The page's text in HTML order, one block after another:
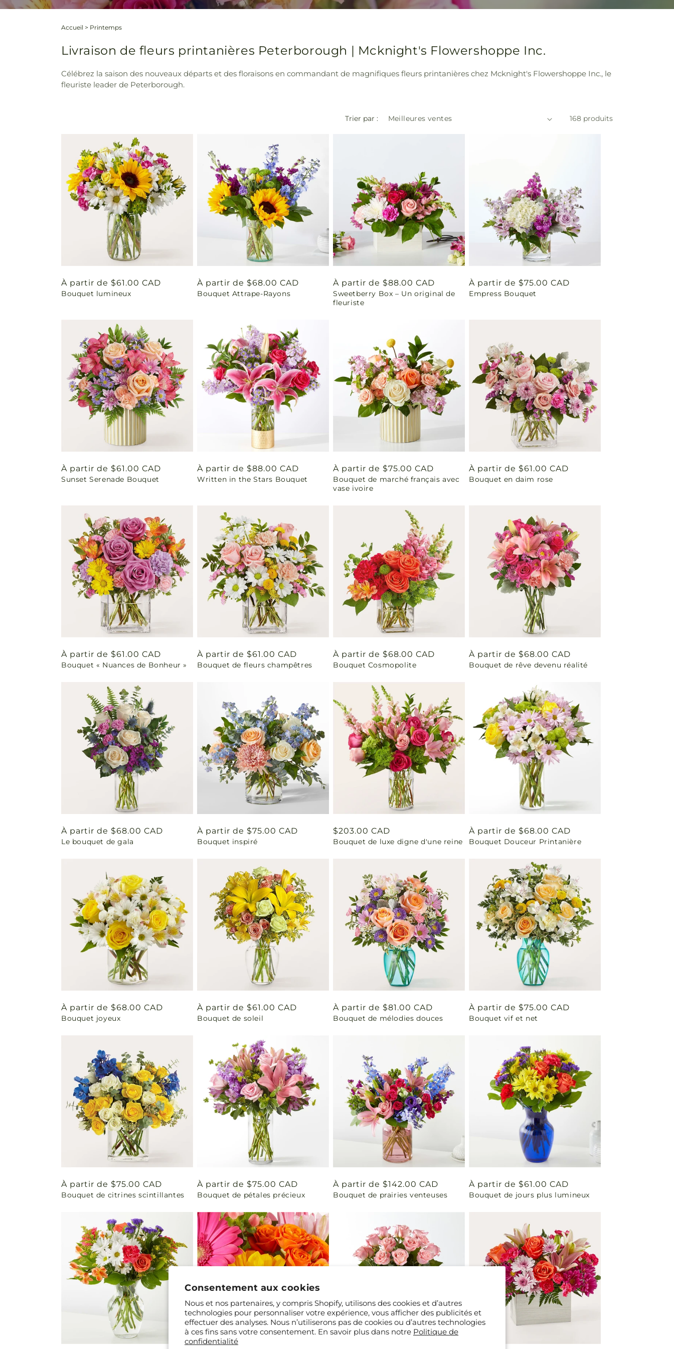
Consentement aux cookies
Nous et nos partenaires, y compris Shopify, utilisons des cookies et d’autres
technologies pour personnaliser votre expérience, vous afficher des publicités et
effectuer des analyses. Nous n’utiliserons pas de cookies ou d’autres technologies
à ces fins sans votre consentement. En savoir plus dans notre Politique de
confidentialité
Accueil > Printemps
Livraison de fleurs printanières Peterborough | Mcknight's Flowershoppe Inc.
Célébrez la saison des nouveaux départs et des floraisons en commandant de magnifiques fleurs printanières chez Mcknight's Flowershoppe Inc., le
fleuriste leader de Peterborough.
Trier par : 168 produits
Prix
habituel
À partir de $61.00 CAD
Bouquet lumineux
Prix
habituel
À partir de $68.00 CAD
Bouquet Attrape-Rayons
Prix
habituel
À partir de $88.00 CAD
Sweetberry Box – Un original de
fleuriste
Prix
habituel
À partir de $75.00 CAD
Empress Bouquet
Prix
habituel
À partir de $61.00 CAD
Sunset Serenade Bouquet
Prix
habituel
À partir de $88.00 CAD
Written in the Stars Bouquet
Prix
habituel
À partir de $75.00 CAD
Bouquet de marché français avec
vase ivoire
Prix
habituel
À partir de $61.00 CAD
Bouquet en daim rose
Prix
habituel
À partir de $61.00 CAD
Bouquet « Nuances de Bonheur »
Prix
habituel
À partir de $61.00 CAD
Bouquet de fleurs champêtres
Prix
habituel
À partir de $68.00 CAD
Bouquet Cosmopolite
Prix
habituel
À partir de $68.00 CAD
Bouquet de rêve devenu réalité
Prix
habituel
À partir de $68.00 CAD
Le bouquet de gala
Prix
habituel
À partir de $75.00 CAD
Bouquet inspiré
Prix
habituel
$203.00 CAD
Bouquet de luxe digne d'une reine
Prix
habituel
À partir de $68.00 CAD
Bouquet Douceur Printanière
Prix
habituel
À partir de $68.00 CAD
Bouquet joyeux
Prix
habituel
À partir de $61.00 CAD
Bouquet de soleil
Prix
habituel
À partir de $81.00 CAD
Bouquet de mélodies douces
Prix
habituel
À partir de $75.00 CAD
Bouquet vif et net
Prix
habituel
À partir de $75.00 CAD
Bouquet de citrines scintillantes
Prix
habituel
À partir de $75.00 CAD
Bouquet de pétales précieux
Prix
habituel
À partir de $142.00 CAD
Bouquet de prairies venteuses
Prix
habituel
À partir de $61.00 CAD
Bouquet de jours plus lumineux